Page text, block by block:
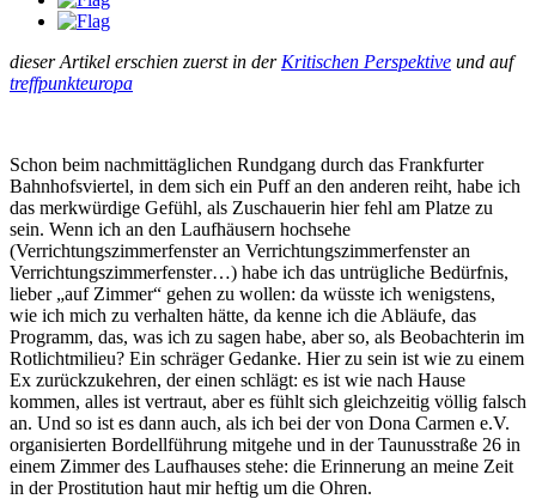
dieser Artikel erschien zuerst in der Kritischen Perspektive und auf
treffpunkteuropa
Schon beim nachmittäglichen Rundgang durch das Frankfurter
Bahnhofsviertel, in dem sich ein Puff an den anderen reiht, habe ich
das merkwürdige Gefühl, als Zuschauerin hier fehl am Platze zu
sein. Wenn ich an den Laufhäusern hochsehe
(Verrichtungszimmerfenster an Verrichtungszimmerfenster an
Verrichtungszimmerfenster…) habe ich das untrügliche Bedürfnis,
lieber „auf Zimmer“ gehen zu wollen: da wüsste ich wenigstens,
wie ich mich zu verhalten hätte, da kenne ich die Abläufe, das
Programm, das, was ich zu sagen habe, aber so, als Beobachterin im
Rotlichtmilieu? Ein schräger Gedanke. Hier zu sein ist wie zu einem
Ex zurückzukehren, der einen schlägt: es ist wie nach Hause
kommen, alles ist vertraut, aber es fühlt sich gleichzeitig völlig falsch
an. Und so ist es dann auch, als ich bei der von Dona Carmen e.V.
organisierten Bordellführung mitgehe und in der Taunusstraße 26 in
einem Zimmer des Laufhauses stehe: die Erinnerung an meine Zeit
in der Prostitution haut mir heftig um die Ohren.